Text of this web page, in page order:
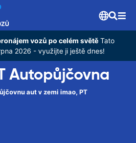
vozů po celém světě Tato
2026 - využijte ji ještě dnes!
Autopůjčovna
aut v zemi imao, PT